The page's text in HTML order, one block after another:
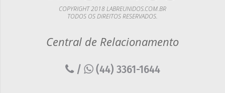
COPYRIGHT 2018 LABREUNIDOS.COM.BR
TODOS OS DIREITOS RESERVADOS.
Central de Relacionamento
/ (44) 3361-1644